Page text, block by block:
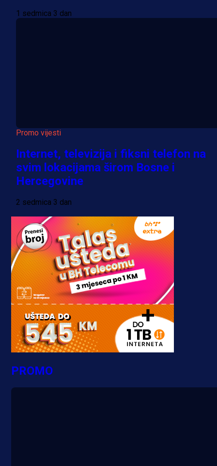
1 sedmica 3 dan
Promo vijesti
Internet, televizija i fiksni telefon na
svim lokacijama širom Bosne i
Hercegovine
2 sedmica 3 dan
PROMO